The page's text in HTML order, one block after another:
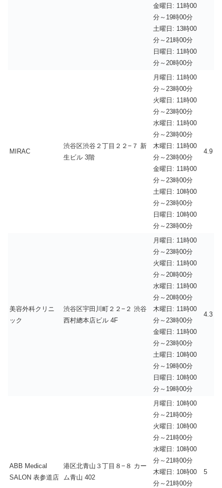
金曜日: 11時00
分～19時00分
土曜日: 13時00
分～21時00分
日曜日: 11時00
分～20時00分
MIRAC
渋谷区渋谷２丁目２２−７ 新
生ビル 3階
月曜日: 11時00
分～23時00分
火曜日: 11時00
分～23時00分
水曜日: 11時00
分～23時00分
木曜日: 11時00
分～23時00分
金曜日: 11時00
分～23時00分
土曜日: 10時00
分～23時00分
日曜日: 10時00
分～23時00分
4.9
美容外科クリニ
ック
渋谷区宇田川町２２−２ 渋谷
西村總本店ビル 4F
月曜日: 11時00
分～23時00分
火曜日: 11時00
分～20時00分
水曜日: 11時00
分～20時00分
木曜日: 11時00
分～23時00分
金曜日: 11時00
分～23時00分
土曜日: 10時00
分～19時00分
日曜日: 10時00
分～19時00分
4.3
ABB Medical
SALON 表参道店
港区北青山３丁目８−８ カー
ム青山 402
月曜日: 10時00
分～21時00分
火曜日: 10時00
分～21時00分
水曜日: 10時00
分～21時00分
木曜日: 10時00
分～21時00分
5